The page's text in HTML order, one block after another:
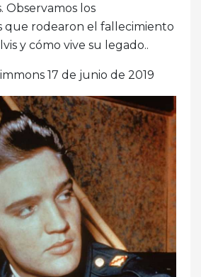
Observamos los
que rodearon el fallecimiento
y cómo vive su legado..
17 de junio de 2019